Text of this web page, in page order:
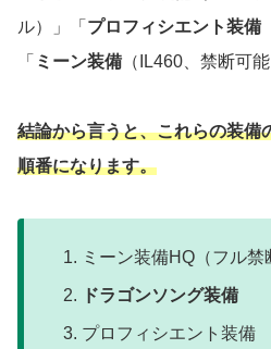
ル）」「 プロフィシエント装備
「 ミーン装備 （IL460、禁断可
結論から言うと、これらの装備
順番になります。
ミーン装備HQ（フル禁
ドラゴンソング装備
プロフィシエント装備